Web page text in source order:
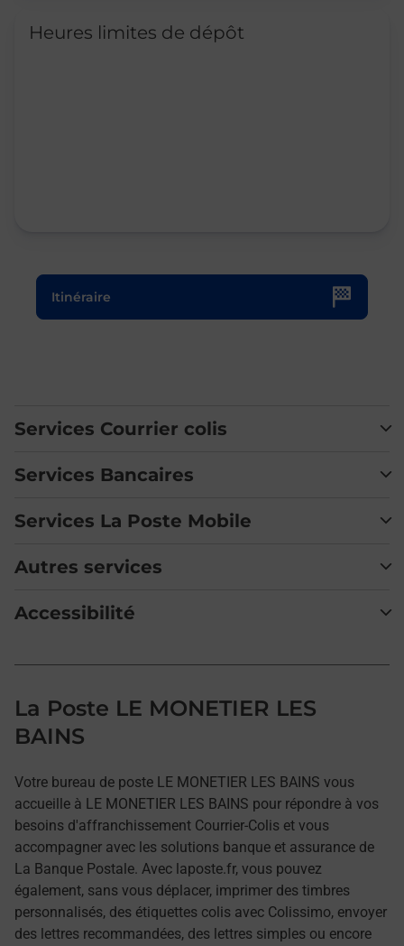
Heures limites de dépôt
Itinéraire
Le lien s'ouvre dans un nouvel onglet
Services Courrier colis
Services Bancaires
Services La Poste Mobile
Autres services
Accessibilité
La Poste LE MONETIER LES
BAINS
Votre bureau de poste LE MONETIER LES BAINS vous
accueille à LE MONETIER LES BAINS pour répondre à vos
besoins d'affranchissement Courrier-Colis et vous
accompagner avec les solutions banque et assurance de
La Banque Postale. Avec laposte.fr, vous pouvez
également, sans vous déplacer, imprimer des timbres
personnalisés, des étiquettes colis avec Colissimo, envoyer
des lettres recommandées, des lettres simples ou encore